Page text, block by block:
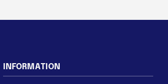
INFORMATION